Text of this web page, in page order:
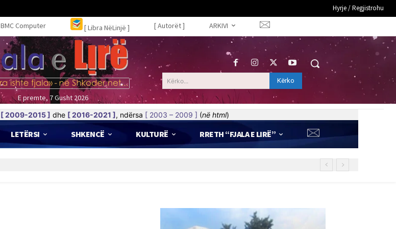
Hyrje / Regjistrohu
BMC Computer [ Libra NëLinjë ] [ Autorët ] ARKIVI
E premte, 7 Gusht 2026
Kërko... Kërko
[ 2009-2015 ] dhe [ 2016-2021 ], ndërsa [ 2003 – 2009 ] (në html)
LETËRSI SHKENCË KULTURË RRETH “FJALA E LIRË”